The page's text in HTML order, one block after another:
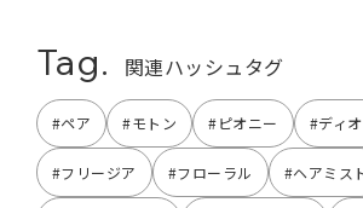
Tag. 関連ハッシュタグ
#ペア #モトン #ピオニー #ディ
#フリージア #フローラル #ヘアミス